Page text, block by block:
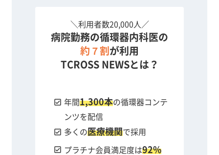
＼利用者数20,000人／
病院勤務の循環器内科医の
約７割 が利用
TCROSS NEWSとは？
check_box 年間1,300本の循環器コンテ
ンツを配信
check_box 多くの医療機関で採用
check_box プラチナ会員満足度は92%